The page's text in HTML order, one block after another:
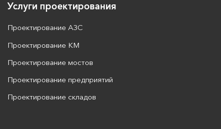
Услуги проектирования
Проектирование АЗС
Проектирование КМ
Проектирование мостов
Проектирование предприятий
Проектирование складов